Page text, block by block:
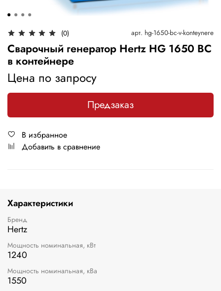
(0) арт. hg-1650-bc-v-konteynere
Сварочный генератор Hertz HG 1650 BC
в контейнере
Цена по запросу
Предзаказ
В избранное
Добавить в сравнение
Характеристики
Бренд
Hertz
Мощность номинальная, кВт
1240
Мощность номинальная, кВа
1550